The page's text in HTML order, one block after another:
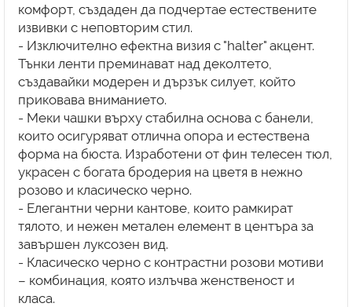
комфорт, създаден да подчертае естествените
извивки с неповторим стил.
- Изключително ефектна визия с "halter" акцент.
Тънки ленти преминават над деколтето,
създавайки модерен и дързък силует, който
приковава вниманието.
- Меки чашки върху стабилна основа с банели,
които осигуряват отлична опора и естествена
форма на бюста. Изработени от фин телесен тюл,
украсен с богата бродерия на цветя в нежно
розово и класическо черно.
- Елегантни черни кантове, които рамкират
тялото, и нежен метален елемент в центъра за
завършен луксозен вид.
- Класическо черно с контрастни розови мотиви
– комбинация, която излъчва женственост и
класа.